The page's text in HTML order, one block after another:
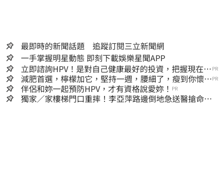
最即時的新聞話題 追蹤訂閱三立新聞網
一手掌握明星動態 即刻下載娛樂星聞APP
立即諮詢HPV！是對自己健康最好的投資，把握現在不
嫌晚！
PR
減肥首選，檸檬加它，堅持一週，腰細了，瘦到你懷疑
人生
PR
伴侶和妳一起預防HPV，才有資格說愛妳！ PR
獨家／家樓梯門口重摔！李亞萍路邊倒地急送醫搶命